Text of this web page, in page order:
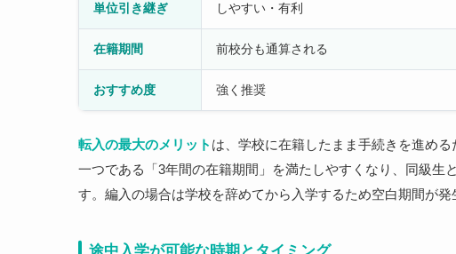
単位引き継ぎ しやすい・有利
在籍期間 前校分も通算される
おすすめ度 強く推奨
転入の最大のメリット は、学校に在籍したまま手続きを進める
一つである「3年間の在籍期間」を満たしやすくなり、同級生
す。編入の場合は学校を辞めてから入学するため空白期間が